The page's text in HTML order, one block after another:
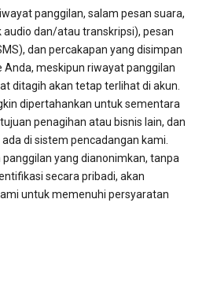
panggilan, salam pesan suara,
audio dan/atau transkripsi), pesan
dan percakapan yang disimpan
Anda, meskipun riwayat panggilan
ditagih akan tetap terlihat di akun.
dipertahankan untuk sementara
penagihan atau bisnis lain, dan
di sistem pencadangan kami.
yang dianonimkan, tanpa
secara pribadi, akan
untuk memenuhi persyaratan